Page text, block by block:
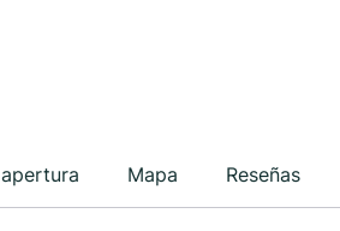
Mapa Reseñas